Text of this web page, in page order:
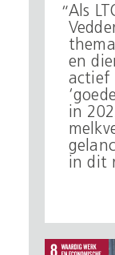
Als
en
actief
in
in dit